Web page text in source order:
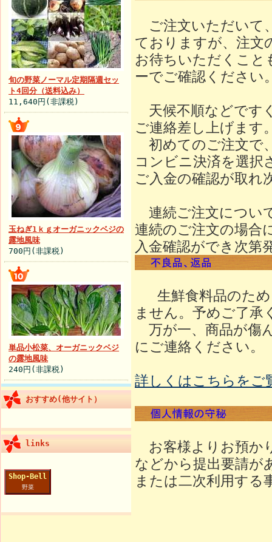
旬の野菜ノーマル定期隔週セッ
ト4回分（送料込み）
11,640円(非課税)
玉ねぎ1ｋｇオーガニックベジの
露地風味
700円(非課税)
単品小松菜、オーガニックベジ
の露地風味
240円(非課税)
おすすめ(他サイト）
links
Shop-Bell
野菜
ご注文いただいて
ておりますが、注文
お待ちいただくこと
ーでご確認ください
天候不順などです
ご連絡差し上げます
初めてのご注文で
コンビニ決済を選択
ご入金の確認が取れ
連続ご注文につい
連続のご注文の場合
入金確認ができ次第
生鮮食料品のため
ません。予めご了承
万が一、商品が傷
にご連絡ください。
詳しくはこちらをご
お客様よりお預か
などから提出要請が
または二次利用する